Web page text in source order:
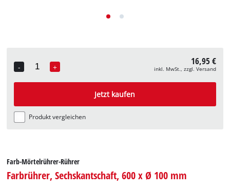
-
Quantity
+ 16,95 €
inkl. MwSt., zzgl. Versand
Jetzt kaufen
Produkt vergleichen
Farb-Mörtelrührer-Rührer
Farbrührer, Sechskantschaft, 600 x Ø 100 mm